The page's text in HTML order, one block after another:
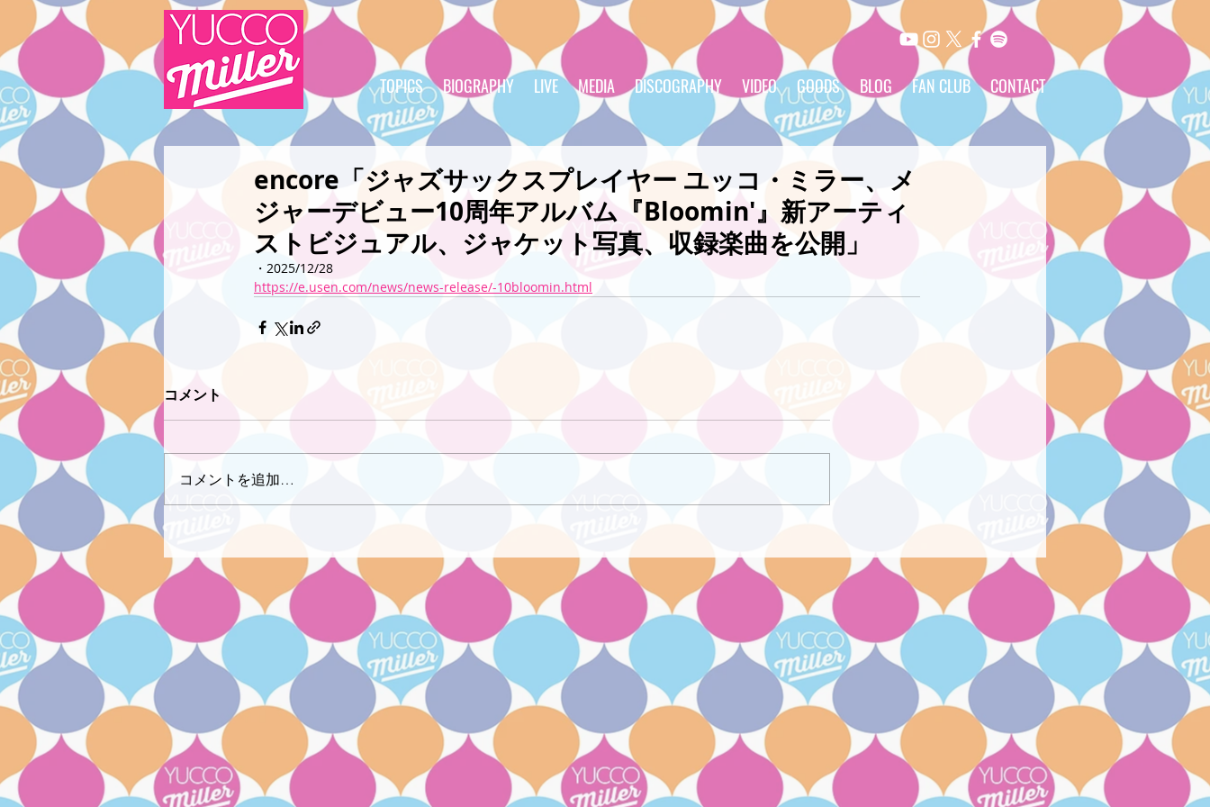
TOPICS BIOGRAPHY LIVE MEDIA DISCOGRAPHY VIDEO GOODS BLOG FAN CLUB CONTACT
encore「ジャズサックスプレイヤー ユッコ・ミラー、メ
ジャーデビュー10周年アルバム『Bloomin'』新アーティ
ストビジュアル、ジャケット写真、収録楽曲を公開」
・2025/12/28
https://e.usen.com/news/news-release/-10bloomin.html
コメント
コメントを追加…